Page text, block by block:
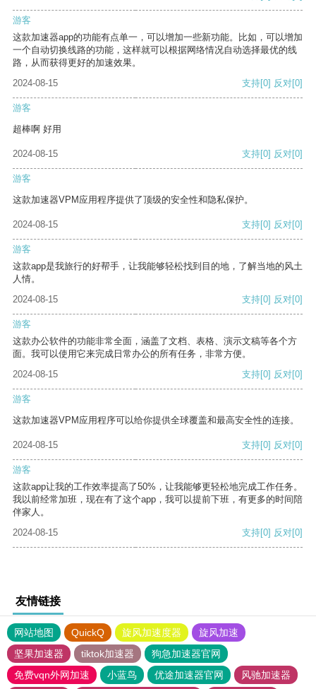
游客
这款加速器app的功能有点单一，可以增加一些新功能。比如，可以增加
一个自动切换线路的功能，这样就可以根据网络情况自动选择最优的线
路，从而获得更好的加速效果。
2024-08-15
支持[0] 反对[0]
游客
超棒啊 好用
2024-08-15 支持[0] 反对[0]
游客
这款加速器VPM应用程序提供了顶级的安全性和隐私保护。
2024-08-15 支持[0] 反对[0]
游客
这款app是我旅行的好帮手，让我能够轻松找到目的地，了解当地的风土
人情。
2024-08-15
支持[0] 反对[0]
游客
这款办公软件的功能非常全面，涵盖了文档、表格、演示文稿等各个方
面。我可以使用它来完成日常办公的所有任务，非常方便。
2024-08-15
支持[0] 反对[0]
游客
这款加速器VPM应用程序可以给你提供全球覆盖和最高安全性的连接。
2024-08-15 支持[0] 反对[0]
游客
这款app让我的工作效率提高了50%，让我能够更轻松地完成工作任务。
我以前经常加班，现在有了这个app，我可以提前下班，有更多的时间陪
伴家人。
2024-08-15
支持[0] 反对[0]
友情链接
网站地图 QuickQ 旋风加速度器
旋风加速
坚果加速器
tiktok加速器
狗急加速器官网
免费vqn外网加速
小蓝鸟 优途加速器官网 风驰加速器